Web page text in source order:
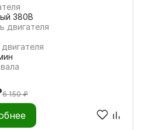
380В
двигателя
6 150 ₽